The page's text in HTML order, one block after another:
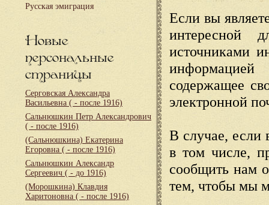
Русская эмиграция
Новые
персональные
страницы
Серговская Александра
Васильевна ( - после 1916)
Сальнюшкин Петр Александрович
( - после 1916)
(Сальнюшкина) Екатерина
Егоровна ( - после 1916)
Сальнюшкин Александр
Сергеевич ( - до 1916)
(Морошкина) Клавдия
Харитоновна ( - после 1916)
Если вы
интересной
источниками
содержащее
электронной
В случае, если
в том числе,
сообщить нам
тем, чтобы мы